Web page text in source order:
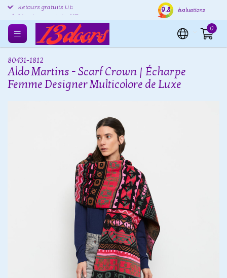
Retours gratuits UE Expédition sous 24 heures
9.8 évaluations
0
80431-1812
Aldo Martins - Scarf Crown | Écharpe
Femme Designer Multicolore de Luxe